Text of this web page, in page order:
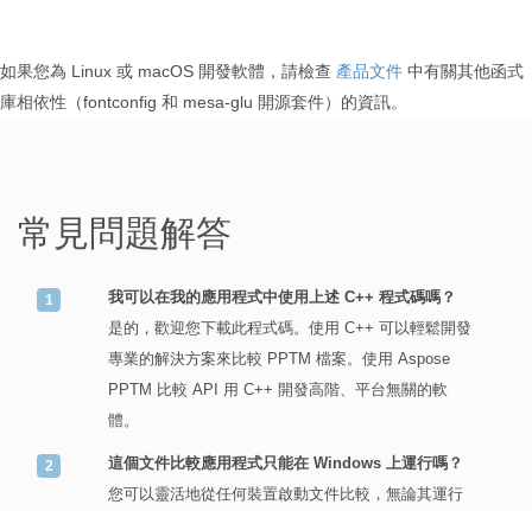
如果您為 Linux 或 macOS 開發軟體，請檢查 產品文件 中有關其他函式
庫相依性（fontconfig 和 mesa-glu 開源套件）的資訊。
常見問題解答
我可以在我的應用程式中使用上述 C++ 程式碼嗎？
是的，歡迎您下載此程式碼。使用 C++ 可以輕鬆開發
專業的解決方案來比較 PPTM 檔案。使用 Aspose
PPTM 比較 API 用 C++ 開發高階、平台無關的軟
體。
這個文件比較應用程式只能在 Windows 上運行嗎？
您可以靈活地從任何裝置啟動文件比較，無論其運行